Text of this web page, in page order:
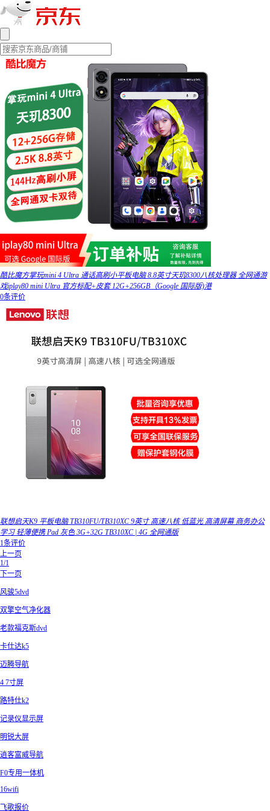
酷比魔方掌玩mini 4 Ultra 通话高刷小平板电脑 8.8英寸天玑8300八核处理器 全网通游
戏iplay80 mini Ultra 官方标配+皮套 12G+256GB（Google 国际版)港
0条评价
联想启天K9 平板电脑 TB310FU/TB310XC 9英寸 高速八核 低蓝光 高清屏幕 商务办公
学习 轻薄便携 Pad 灰色 3G+32G TB310XC | 4G 全网通版
1条评价
上一页
1/1
下一页
风骏5dvd
双擎空气净化器
老款福克斯dvd
卡仕达k5
迈腾导航
4 7寸屏
路特仕k2
记录仪显示屏
明锐大屏
逍客富威导航
F0专用一体机
16wifi
飞歌报价